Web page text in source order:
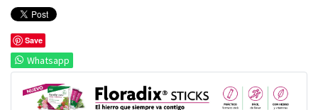
Save
Whatsapp